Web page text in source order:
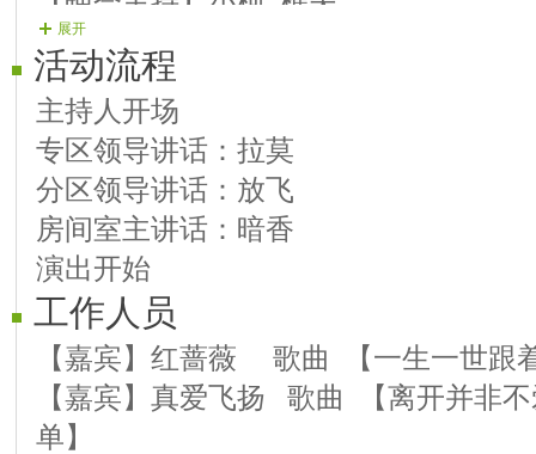
【图文编辑】紫若
【片花制作】天涯
【晚会片花】文文 闹闹 等负责 人选
【晚会广播】紫若
【晚会协调】蓝天
【晚会督查】多情
【晚会迎宾】房间副室及管理 挑选
【时报记者】VV时报记者
【时报录像】VV时报录像
展开
活动流程
主持人开场
专区领导讲话：拉莫
分区领导讲话：放飞
房间室主讲话：暗香
演出开始
工作人员
【嘉宾】红蔷薇 歌曲 【一生一世跟
【嘉宾】真爱飞扬 歌曲 【离开并非
单】